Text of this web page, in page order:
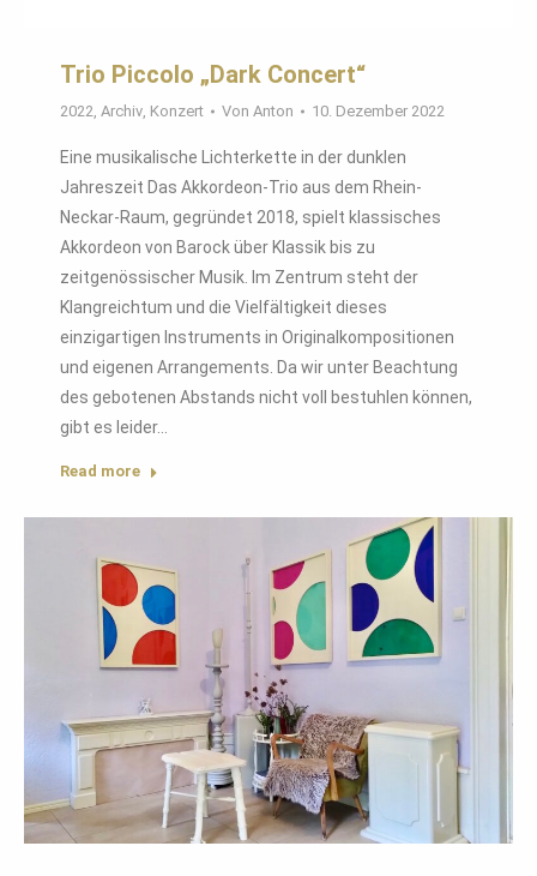
Trio Piccolo „Dark Concert“
2022, Archiv, Konzert Von Anton 10. Dezember 2022
Eine musikalische Lichterkette in der dunklen
Jahreszeit Das Akkordeon-Trio aus dem Rhein-
Neckar-Raum, gegründet 2018, spielt klassisches
Akkordeon von Barock über Klassik bis zu
zeitgenössischer Musik. Im Zentrum steht der
Klangreichtum und die Vielfältigkeit dieses
einzigartigen Instruments in Originalkompositionen
und eigenen Arrangements. Da wir unter Beachtung
des gebotenen Abstands nicht voll bestuhlen können,
gibt es leider…
Read more